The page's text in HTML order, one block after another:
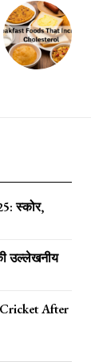
स्कोर,
उल्लेखनीय
After